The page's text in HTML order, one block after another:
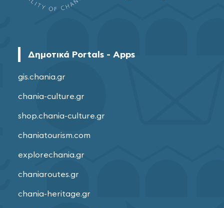
Δημοτικά Portals - Apps
gis.chania.gr
chania-culture.gr
shop.chania-culture.gr
chaniatourism.com
explorechania.gr
chaniaroutes.gr
chania-heritage.gr